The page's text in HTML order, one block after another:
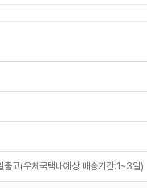
출고(우체국택배예상 배송기간:1~3일)